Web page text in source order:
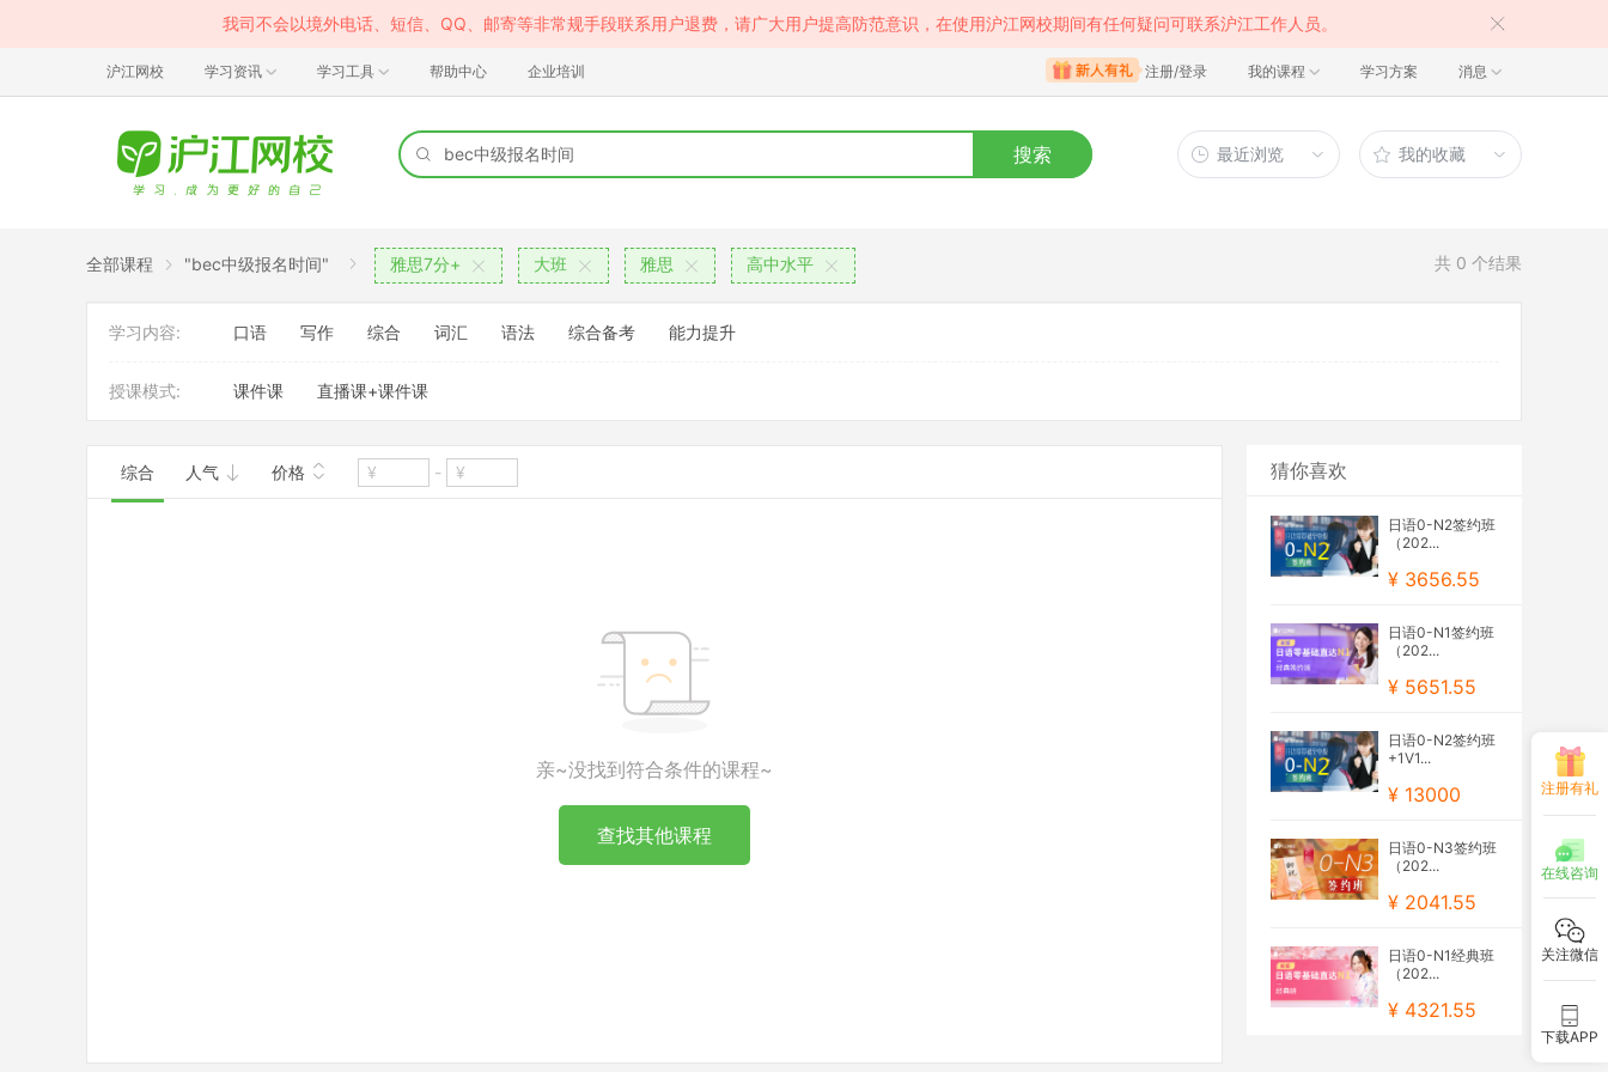
我司不会以境外电话、短信、QQ、邮寄等非常规手段联系用户退费，请广大用户提高防范意识，在使用沪江网校期间有任何疑问可联系沪江工作人员。
沪江网校 学习资讯 学习工具 帮助中心 企业培训 注册/登录 我的课程 学习方案 消息
搜索 最近浏览 我的收藏
全部课程 "bec中级报名时间" 雅思7分+ 大班 雅思 高中水平 共 0 个结果
学习内容: 口语 写作 综合 词汇 语法 综合备考 能力提升
授课模式: 课件课 直播课+课件课
综合 人气 价格 -
亲~没找到符合条件的课程~
查找其他课程
猜你喜欢
日语0-N2签约班
（202...
¥ 3656.55
日语0-N1签约班
（202...
¥ 5651.55
日语0-N2签约班
+1V1...
¥ 13000
日语0-N3签约班
（202...
¥ 2041.55
日语0-N1经典班
（202...
¥ 4321.55
注册有礼
在线咨询
关注微信
下载APP